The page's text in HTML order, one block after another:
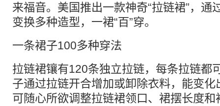
来福音。美国推出一款神奇“拉链裙”，通
变换多种造型，一裙“百”穿。
一条裙子100多种穿法
拉链裙镶有120条独立拉链，每条拉链都
子通过拉链开合增加或卸除衣料，能变
可随心所欲调整拉链裙领口、裙摆长度